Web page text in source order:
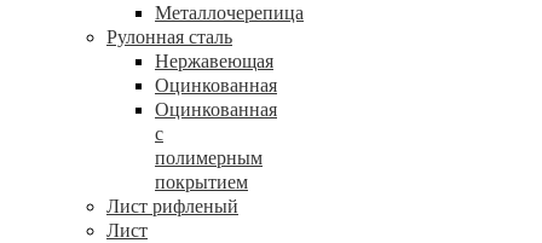
Металлочерепица
Рулонная сталь
Нержавеющая
Оцинкованная
Оцинкованная
с
полимерным
покрытием
Лист рифленый
Лист